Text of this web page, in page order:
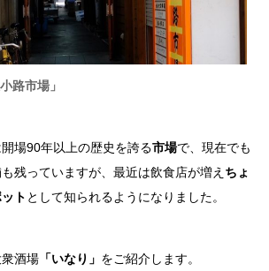
路市場」
場90年以上の歴史を誇る市場で、現在でも
残っていますが、最近は飲食店が増え ちょ
ト として知られるようになりました。
酒場 「いなり」 をご紹介します。